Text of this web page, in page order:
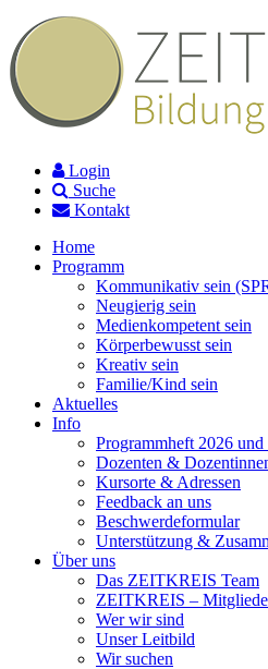
Login
Suche
Kontakt
Home
Programm
Kommunikativ sein
Neugierig sein
Medienkompetent sein
Körperbewusst sein
Kreativ sein
Familie/Kind sein
Aktuelles
Info
Programmheft 2026 und
Dozenten &
Kursorte & Adressen
Feedback an uns
Beschwerdeformular
Unterstützung &
Über uns
Das ZEITKREIS Team
ZEITKREIS –
Wer wir sind
Unser Leitbild
Wir suchen